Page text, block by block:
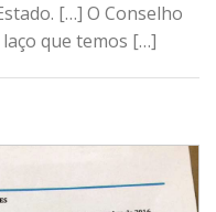
[…] O Conselho
que temos […]